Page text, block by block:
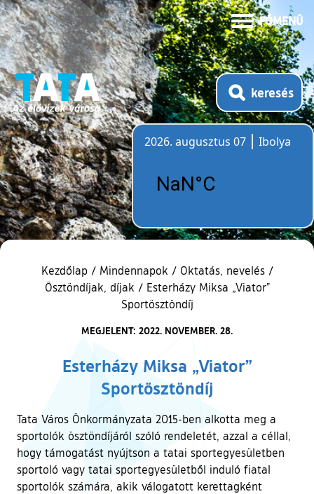
FŐMENÜ
keresés
2026. augusztus 07
Ibolya
Kezdőlap / Mindennapok / Oktatás, nevelés /
Ösztöndíjak, díjak / Esterházy Miksa „Viator”
Sportösztöndíj
MEGJELENT: 2022. NOVEMBER. 28.
Esterházy Miksa „Viator”
Sportösztöndíj
Tata Város Önkormányzata 2015-ben alkotta meg a
sportolók ösztöndíjáról szóló rendeletét, azzal a céllal,
hogy támogatást nyújtson a tatai sportegyesületben
sportoló vagy tatai sportegyesületből induló fiatal
sportolók számára, akik válogatott kerettagként